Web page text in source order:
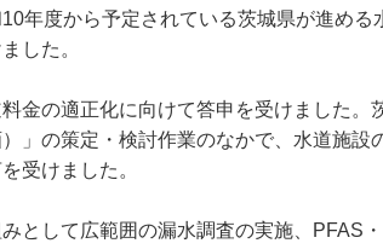
年度から予定されている茨城県が進め
した。
金の適正化に向けて答申を受けました。
」の策定・検討作業のなかで、水道施設
受けました。
として広範囲の漏水調査の実施、PFAS